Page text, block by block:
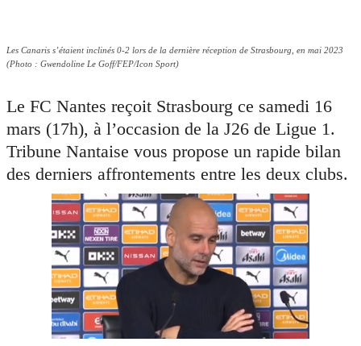
Les Canaris s’étaient inclinés 0-2 lors de la dernière réception de Strasbourg, en mai 2023
(Photo : Gwendoline Le Goff/FEP/Icon Sport)
Le FC Nantes reçoit Strasbourg ce samedi 16
mars (17h), à l’occasion de la J26 de Ligue 1.
Tribune Nantaise vous propose un rapide bilan
des derniers affrontements entre les deux clubs.